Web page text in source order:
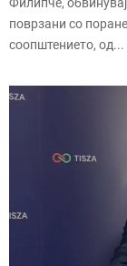
Филипче,
поврзани со
соопштението, од...